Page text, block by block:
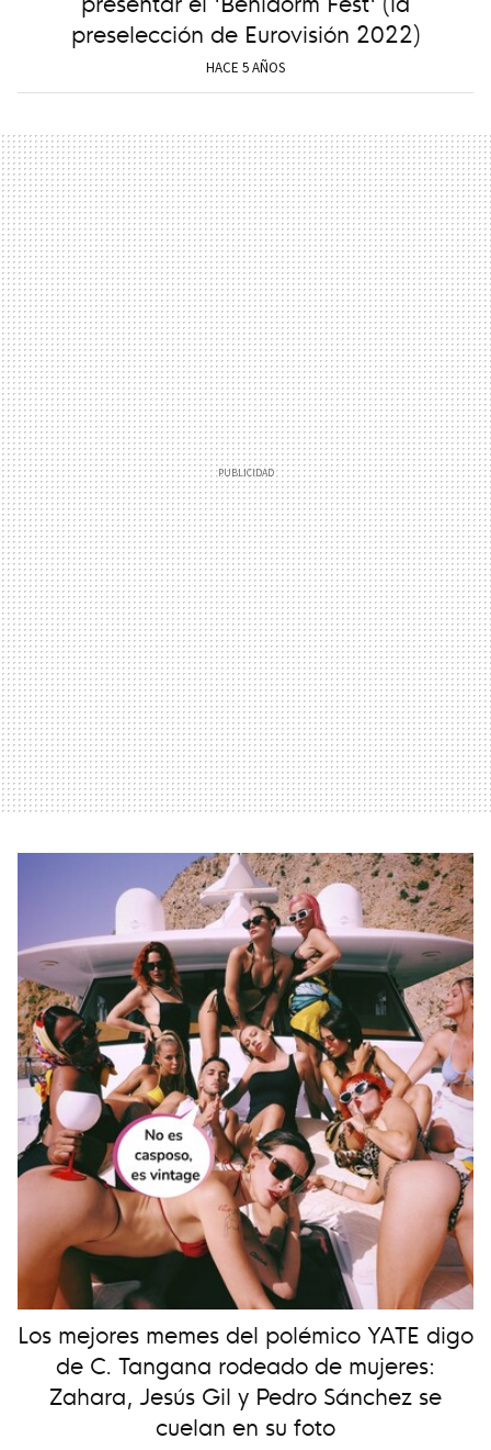
preselección de Eurovisión 2022)
HACE 5 AÑOS
Los mejores memes del polémico YATE digo
de C. Tangana rodeado de mujeres:
Zahara, Jesús Gil y Pedro Sánchez se
cuelan en su foto